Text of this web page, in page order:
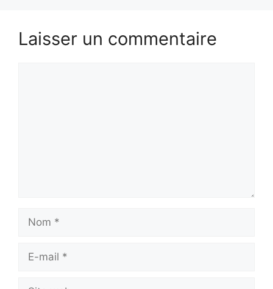
Laisser un commentaire
Nom
Site